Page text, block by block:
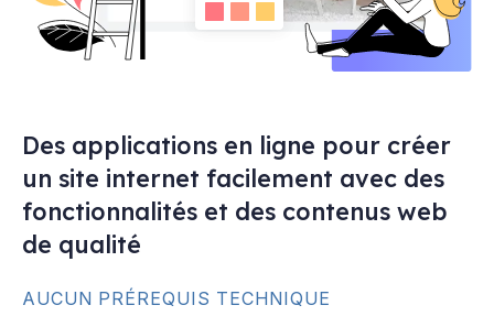
Des applications en ligne pour créer
un site internet facilement avec des
fonctionnalités et des contenus web
de qualité
AUCUN PRÉREQUIS TECHNIQUE